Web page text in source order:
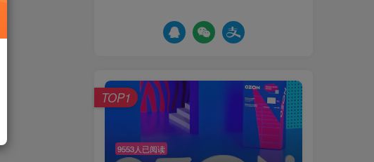
9553人已阅读
TOP1